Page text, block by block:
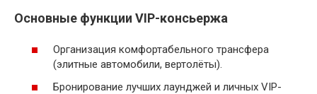
Основные функции VIP-консьержа
Организация комфортабельного трансфера
(элитные автомобили, вертолёты).
Бронирование лучших лаунджей и личных VIP-